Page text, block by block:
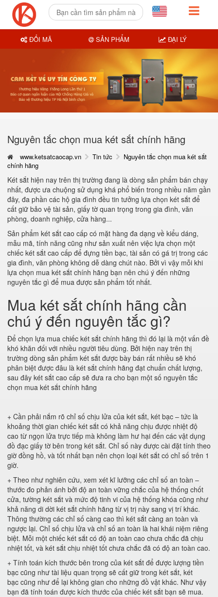
Nguyên tắc chọn mua két sắt chính hãng
www.ketsatcaocap.vn Tin tức
Nguyên tắc chọn mua két sắt
chính hãng
Két sắt hiện nay trên thị trường đang là dòng sản phẩm bán chạy
nhất, được ưa chuộng sử dụng khá phổ biến trong nhiều năm gần
đây, đa phần các hộ gia đình đều tin tưởng lựa chọn két sắt để
cất giữ bảo vệ tài sản, giấy tờ quan trọng trong gia đình, văn
phòng, doanh nghiệp, cửa hàng...
Sản phẩm két sắt cao cấp có mặt hàng đa dạng về kiểu dáng,
mẫu mã, tính năng cũng như sản xuất nên việc lựa chọn một
chiếc két sắt cao cấp để đựng tiền bạc, tài sản có gá trị trong các
gia đình, văn phòng không dễ dàng chút nào. Bởi vì vậy mỗi khi
lựa chọn mua két sắt chính hãng bạn nên chú ý đến những
nguyên tắc gì để mua được sản phẩm tốt nhất.
Mua két sắt chính hãng cần
chú ý đến nguyên tắc gì?
Để chọn lựa mua chiếc két sắt chính hãng thì đó lại là một vấn đề
khó khăn đối với nhiều người tiêu dùng. Bởi hiện nay trên thị
trường dòng sản phẩm két sắt được bày bán rất nhiều sẽ khó
phân biệt được đâu là két sắt chính hãng đạt chuẩn chất lượng,
sau đây két sắt cao cấp sẽ đưa ra cho bạn một số nguyên tắc
chọn mua két sắt chính hãng
+ Cần phải nắm rõ chỉ số chịu lửa của két sắt, két bạc – tức là
khoảng thời gian chiếc két sắt có khả năng chịu được nhiệt độ
cao từ ngọn lửa trực tiếp mà không làm hư hại đến các vật dụng
đồ đạc giấy tờ bên trong két sắt. Chỉ số này được cài đặt tính theo
giờ đồng hồ, và tốt nhất bạn nên chọn loại két sắt có chỉ số trên 1
giờ.
+ Theo như nghiên cứu, xem xét kĩ lưỡng các chỉ số an toàn –
thước đo phản ánh bởi độ an toàn vững chắc của hệ thống chốt
cửa, tường két sắt và mức độ tinh vi của hệ thống khóa cũng như
khả năng di dời két sắt chính hãng từ vị trị này sang vị trí khác.
Thông thường các chỉ số càng cao thì két sắt càng an toàn và
ngược lại. Chỉ số chịu lửa và chỉ số an toàn là hai khái niệm riêng
biệt. Mỗi một chiếc két sắt có độ an toàn cao chưa chắc đã chịu
nhiệt tốt, và két sắt chịu nhiệt tốt chưa chắc đã có độ an toàn cao.
+ Tính toán kích thước bên trong của két sắt để được lượng tiền
bạc cũng như tài liệu quan trọng sẽ cất giữ trong két sắt, két
bạc cũng như để lại không gian cho những đồ vật khác. Như vậy
bạn đã tính toán được kích thước của chiếc két sắt bạn sẽ mua.
ĐỔI MÃ SẢN PHẨM ĐẠI LÝ